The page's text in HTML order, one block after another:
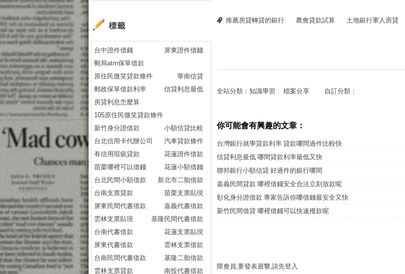
推薦房貸轉貸的銀行 農會貸款試算 土地銀行軍人房貸
全站分類： 知識學習 檔案分享 自訂分類：
你可能會有興趣的文章：
台灣銀行就學貸款利率 貸款哪間過件比較快
信貸利息最低 哪間貸款利率最低又快
聯邦銀行小額信貸 好過件的銀行哪間
嘉義民間貸款 哪裡借錢安全合法立刻放款呢
彰化身分證借款 專家告訴你哪借錢最安全又快
新竹民間借貸 哪裡借錢可以快速撥款呢
限會員,要發表迴響,請先登入
標籤
台中證件借錢
屏東證件借錢
郵局atm保單借款
原住民微笑貸款條件
華南信貸
郵政保單借款利率
信貸利息最低
房貸利息怎麼算
105原住民微笑貸款條件
新竹身分證借款
小額信貸比較
台北信用卡代辦公司
汽車貸款條件
有信用瑕疵貸款
花蓮證件借款
苗栗哪裡可以借錢
花蓮小額借錢
台北民間小額借款
新北市二胎借款
台南支票貸款
苗栗支票貼現
屏東民間代書借款
嘉義代書借款
雲林支票貼現
基隆民間代書借款
台南代書借款
花蓮支票貼現
屏東代書借款
雲林支票借款
台南民間代書借款
基隆二胎借款
雲林支票貸款
南投代書借款